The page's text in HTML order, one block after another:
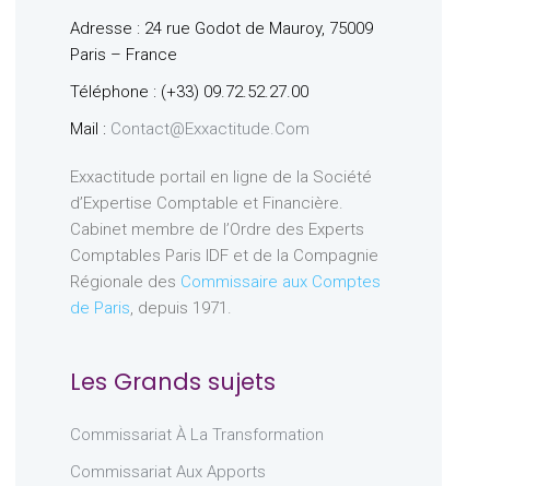
Adresse : 24 rue Godot de Mauroy, 75009
Paris – France
Téléphone : (+33) 09.72.52.27.00
Mail : Contact@exxactitude.com
Exxactitude portail en ligne de la Société
d’Expertise Comptable et Financière.
Cabinet membre de l’Ordre des Experts
Comptables Paris IDF et de la Compagnie
Régionale des Commissaire aux Comptes
de Paris, depuis 1971.
Les Grands sujets
Commissariat À La Transformation
Commissariat Aux Apports